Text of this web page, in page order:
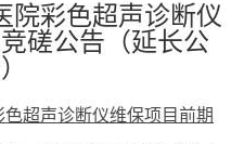
院彩色超声诊断仪
磋公告（延长公
色超声诊断仪维保项目前期